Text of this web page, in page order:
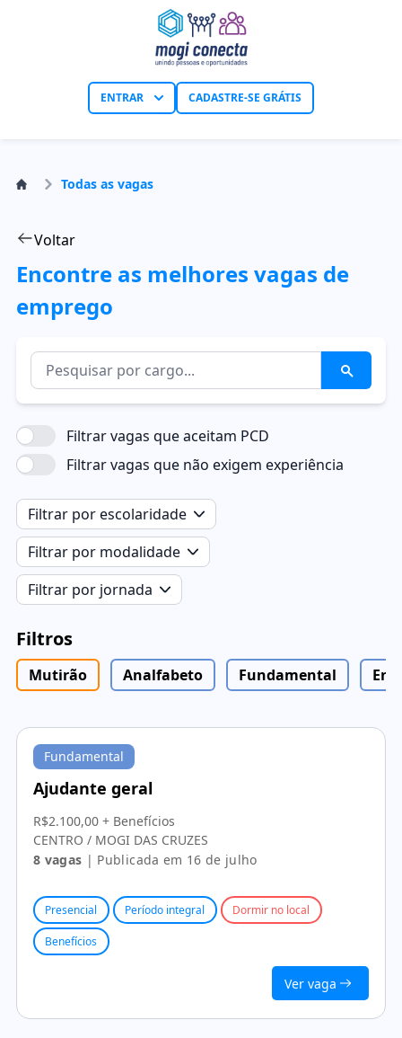
ENTRAR CADASTRE-SE GRÁTIS
Todas as vagas
Voltar
Encontre as melhores vagas de
emprego
Filtrar vagas que aceitam PCD
Filtrar vagas que não exigem experiência
Filtrar por escolaridade
Filtrar por modalidade
Filtrar por jornada
Filtros
Mutirão Analfabeto Fundamental
Fundamental
Ajudante geral
R$2.100,00 + Benefícios
CENTRO / MOGI DAS CRUZES
8 vagas | Publicada em 16 de julho
Presencial Período integral Dormir no local
Benefícios
Ver vaga